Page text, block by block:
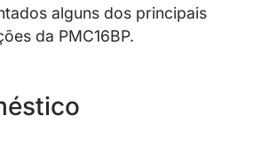
alguns dos principais
da PMC16BP.